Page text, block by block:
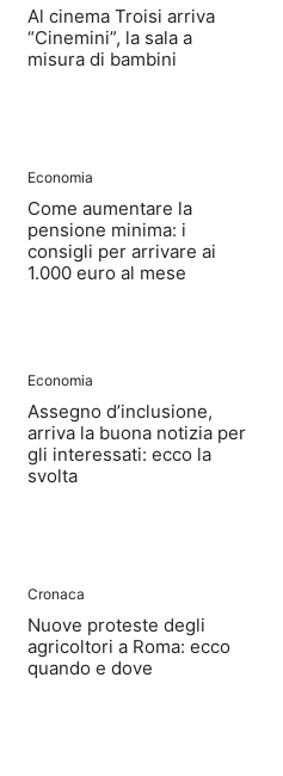
Al cinema Troisi arriva
“Cinemini”, la sala a
misura di bambini
Economia
Come aumentare la
pensione minima: i
consigli per arrivare ai
1.000 euro al mese
Economia
Assegno d’inclusione,
arriva la buona notizia per
gli interessati: ecco la
svolta
Cronaca
Nuove proteste degli
agricoltori a Roma: ecco
quando e dove